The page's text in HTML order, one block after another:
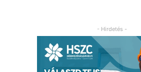
- Hirdetés -